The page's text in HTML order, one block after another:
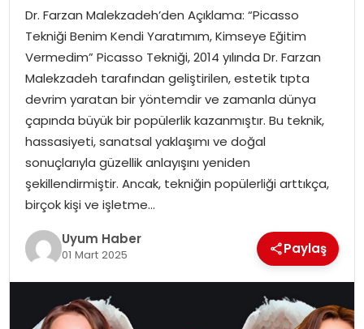
SAĞLIK
MAGAZIN
YAŞAM
Dr. Farzan Malekzadeh’den Açıklama: “Picasso
Tekniği Benim Kendi Yaratımım, Kimseye Eğitim
Vermedim” Picasso Tekniği, 2014 yılında Dr. Farzan
Malekzadeh tarafından geliştirilen, estetik tıpta
devrim yaratan bir yöntemdir ve zamanla dünya
çapında büyük bir popülerlik kazanmıştır. Bu teknik,
hassasiyeti, sanatsal yaklaşımı ve doğal
sonuçlarıyla güzellik anlayışını yeniden
şekillendirmiştir. Ancak, tekniğin popülerliği arttıkça,
birçok kişi ve işletme…
Uyum Haber
01 Mart 2025 Paylaş